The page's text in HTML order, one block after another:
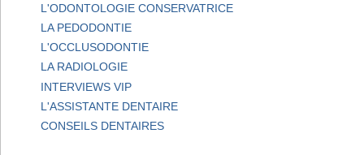
L'ODONTOLOGIE CONSERVATRICE
LA PEDODONTIE
L'OCCLUSODONTIE
LA RADIOLOGIE
INTERVIEWS VIP
L'ASSISTANTE DENTAIRE
CONSEILS DENTAIRES